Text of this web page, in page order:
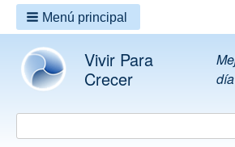
Vivir Para
Crecer
día
Search
Menú principal